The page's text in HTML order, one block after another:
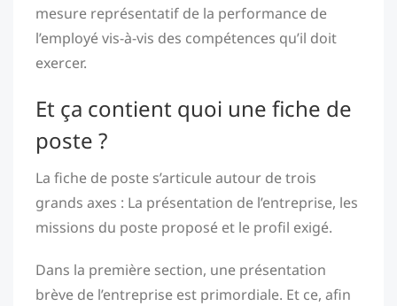
mesure représentatif de la performance de
l’employé vis-à-vis des compétences qu’il doit
exercer.
Et ça contient quoi une fiche de
poste ?
La fiche de poste s’articule autour de trois
grands axes : La présentation de l’entreprise, les
missions du poste proposé et le profil exigé.
Dans la première section, une présentation
brève de l’entreprise est primordiale. Et ce, afin